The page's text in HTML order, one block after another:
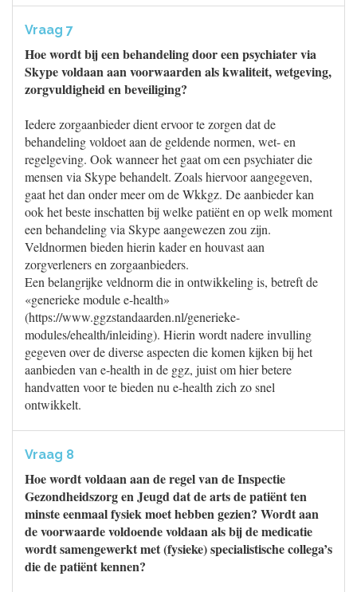
Vraag 7
Hoe wordt bij een behandeling door een psychiater via
Skype voldaan aan voorwaarden als kwaliteit, wetgeving,
zorgvuldigheid en beveiliging?
Iedere zorgaanbieder dient ervoor te zorgen dat de
behandeling voldoet aan de geldende normen, wet- en
regelgeving. Ook wanneer het gaat om een psychiater die
mensen via Skype behandelt. Zoals hiervoor aangegeven,
gaat het dan onder meer om de Wkkgz. De aanbieder kan
ook het beste inschatten bij welke patiënt en op welk moment
een behandeling via Skype aangewezen zou zijn.
Veldnormen bieden hierin kader en houvast aan
zorgverleners en zorgaanbieders.
Een belangrijke veldnorm die in ontwikkeling is, betreft de
«generieke module e-health»
(https://www.ggzstandaarden.nl/generieke-
modules/ehealth/inleiding). Hierin wordt nadere invulling
gegeven over de diverse aspecten die komen kijken bij het
aanbieden van e-health in de ggz, juist om hier betere
handvatten voor te bieden nu e-health zich zo snel
ontwikkelt.
Vraag 8
Hoe wordt voldaan aan de regel van de Inspectie
Gezondheidszorg en Jeugd dat de arts de patiënt ten
minste eenmaal fysiek moet hebben gezien? Wordt aan
de voorwaarde voldoende voldaan als bij de medicatie
wordt samengewerkt met (fysieke) specialistische collega’s
die de patiënt kennen?